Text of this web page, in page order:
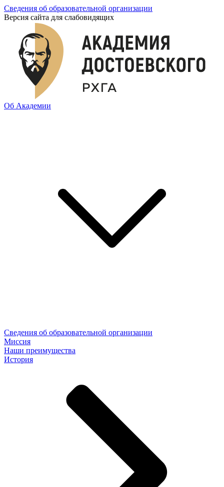
Сведения об образовательной организации
Версия сайта для слабовидящих
Об Академии
Сведения об образовательной организации
Миссия
Наши преимущества
История